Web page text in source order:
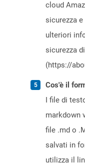
cloud
sicurezza
ulteriori
sicurezza
(https://
Cos'è il
I file di
markdown
file .md o
salvati in
utilizza il